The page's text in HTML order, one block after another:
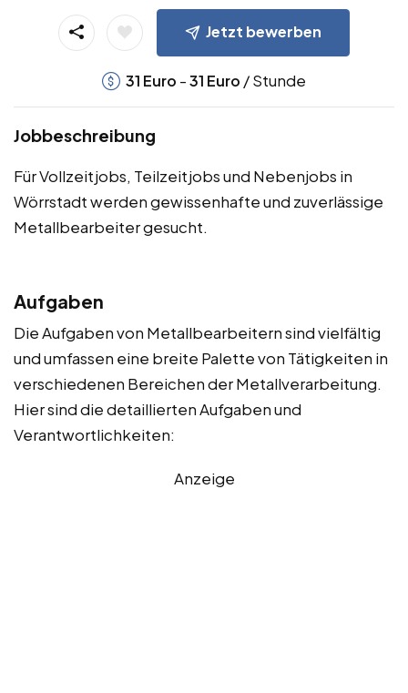
Jetzt bewerben
31 Euro -31 Euro / Stunde
Jobbeschreibung
Für Vollzeitjobs, Teilzeitjobs und Nebenjobs in
Wörrstadt werden gewissenhafte und zuverlässige
Metallbearbeiter gesucht.
Aufgaben
Die Aufgaben von Metallbearbeitern sind vielfältig
und umfassen eine breite Palette von Tätigkeiten in
verschiedenen Bereichen der Metallverarbeitung.
Hier sind die detaillierten Aufgaben und
Verantwortlichkeiten:
Anzeige